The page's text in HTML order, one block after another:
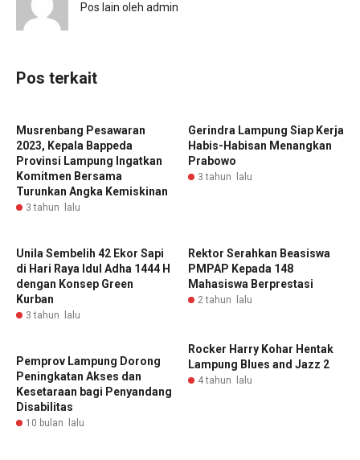
Pos lain oleh admin
Pos terkait
Musrenbang Pesawaran
2023, Kepala Bappeda
Provinsi Lampung Ingatkan
Komitmen Bersama
Turunkan Angka Kemiskinan
3 tahun lalu
Gerindra Lampung Siap Kerja
Habis-Habisan Menangkan
Prabowo
3 tahun lalu
Unila Sembelih 42 Ekor Sapi
di Hari Raya Idul Adha 1444 H
dengan Konsep Green
Kurban
3 tahun lalu
Rektor Serahkan Beasiswa
PMPAP Kepada 148
Mahasiswa Berprestasi
2 tahun lalu
‎Pemprov Lampung Dorong
Peningkatan Akses dan
Kesetaraan bagi Penyandang
Disabilitas
10 bulan lalu
Rocker Harry Kohar Hentak
Lampung Blues and Jazz 2
4 tahun lalu